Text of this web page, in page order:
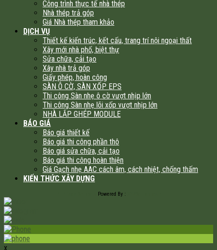
Công trình thực tế nhà thép
Nhà thép trả góp
Giá Nhà thép tham khảo
DỊCH VỤ
Thiết kế kiến trúc, kết cấu, trang trí nội ngoại thất
Xây mới nhà phố, biệt thự
Sửa chữa, cải tạo
Xây nhà trả góp
Giấy phép, hoàn công
SÀN Ô CỜ, SÀN XỐP EPS
Thi công Sàn nhẹ ô cờ vượt nhịp lớn
Thi công Sàn nhẹ lõi xốp vượt nhịp lớn
NHÀ LẮP GHÉP MODULE
BÁO GIÁ
Báo giá thiết kế
Báo giá thi công phần thô
Báo giá sửa chữa, cải tạo
Báo giá thi công hoàn thiện
Giá Gạch nhẹ AAC cách âm, cách nhiệt, chống thấm
KIẾN THỨC XÂY DỰNG
Powered By :
x